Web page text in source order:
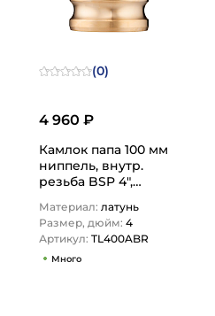
(0)
4 960 ₽
Камлок папа 100 мм
ниппель, внутр.
резьба BSP 4",
LOCK
Материал: латунь
Размер, дюйм: 4
Артикул: TL400ABR
Много